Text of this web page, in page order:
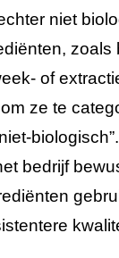
niet
zoals
of
ze te
bedrijf